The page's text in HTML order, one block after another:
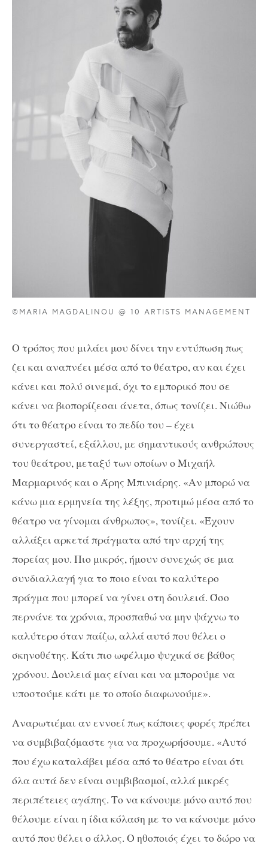
©MARIA MAGDALINOU @ 10 ARTISTS MANAGEMENT
Ο τρόπος που μιλάει μου δίνει την εντύπωση πως
ζει και αναπνέει μέσα από το θέατρο, αν και έχει
κάνει και πολύ σινεμά, όχι το εμπορικό που σε
κάνει να βιοπορίζεσαι άνετα, όπως τονίζει. Νιώθω
ότι το θέατρο είναι το πεδίο του – έχει
συνεργαστεί, εξάλλου, με σημαντικούς ανθρώπους
του θεάτρου, μεταξύ των οποίων ο Μιχαήλ
Μαρμαρινός και ο Άρης Μπινιάρης. «Αν μπορώ να
κάνω μια ερμηνεία της λέξης, προτιμώ μέσα από το
θέατρο να γίνομαι άνθρωπος», τονίζει. «Έχουν
αλλάξει αρκετά πράγματα από την αρχή της
πορείας μου. Πιο μικρός, ήμουν συνεχώς σε μια
συνδιαλλαγή για το ποιο είναι το καλύτερο
πράγμα που μπορεί να γίνει στη δουλειά. Όσο
περνάνε τα χρόνια, προσπαθώ να μην ψάχνω το
καλύτερο όταν παίζω, αλλά αυτό που θέλει ο
σκηνοθέτης. Κάτι πιο ωφέλιμο ψυχικά σε βάθος
χρόνου. Δουλειά μας είναι και να μπορούμε να
υποστούμε κάτι με το οποίο διαφωνούμε».
Αναρωτιέμαι αν εννοεί πως κάποιες φορές πρέπει
να συμβιβαζόμαστε για να προχωρήσουμε. «Αυτό
που έχω καταλάβει μέσα από το θέατρο είναι ότι
όλα αυτά δεν είναι συμβιβασμοί, αλλά μικρές
περιπέτειες αγάπης. Το να κάνουμε μόνο αυτό που
θέλουμε είναι η ίδια κόλαση με το να κάνουμε μόνο
αυτό που θέλει ο άλλος. Ο ηθοποιός έχει το δώρο να